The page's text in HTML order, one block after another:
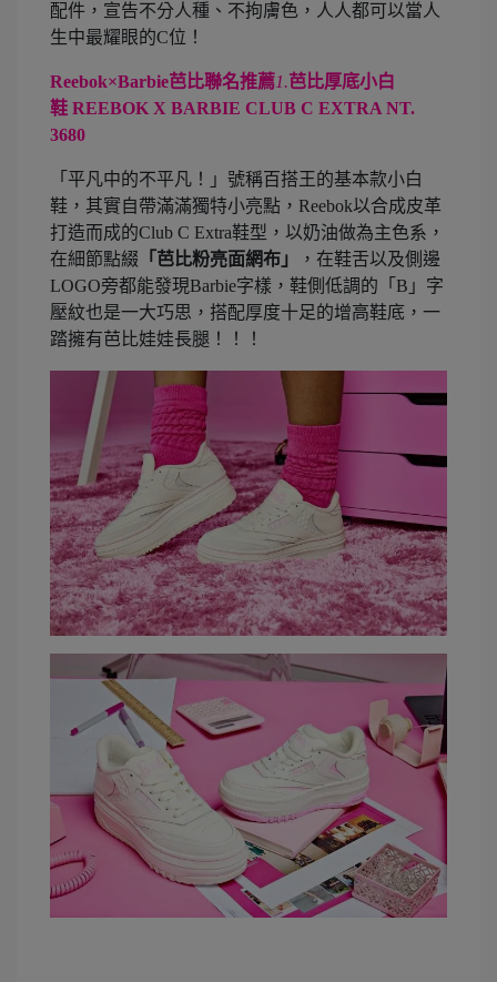
配件，宣告不分人種、不拘膚色，人人都可以當人
生中最耀眼的C位！
Reebok×Barbie芭比聯名推薦1.芭比厚底小白
鞋 REEBOK X BARBIE CLUB C EXTRA NT.
3680
「平凡中的不平凡！」號稱百搭王的基本款小白
鞋，其實自帶滿滿獨特小亮點，Reebok以合成皮革
打造而成的Club C Extra鞋型，以奶油做為主色系，
在細節點綴 「芭比粉亮面網布」
，在鞋舌以及側邊
LOGO旁都能發現Barbie字樣，鞋側低調的「B」字
壓紋也是一大巧思，搭配厚度十足的增高鞋底，一
踏擁有芭比娃娃長腿！！！